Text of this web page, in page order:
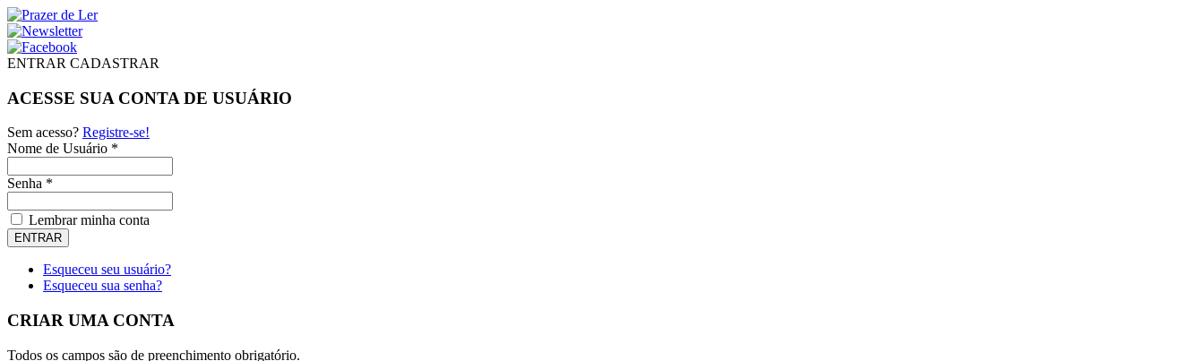
ENTRAR CADASTRAR
ACESSE SUA CONTA DE USUÁRIO
Sem acesso? Registre-se!
Nome de Usuário *
Senha *
Lembrar minha conta
Esqueceu seu usuário?
Esqueceu sua senha?
CRIAR UMA CONTA
Todos os campos são de preenchimento obrigatório.